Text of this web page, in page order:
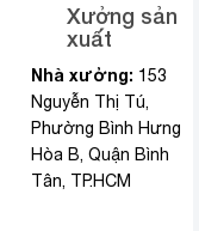
Xưởng sản
xuất
Nhà xưởng: 153
Nguyễn Thị Tú,
Phường Bình Hưng
Hòa B, Quận Bình
Tân, TP.HCM